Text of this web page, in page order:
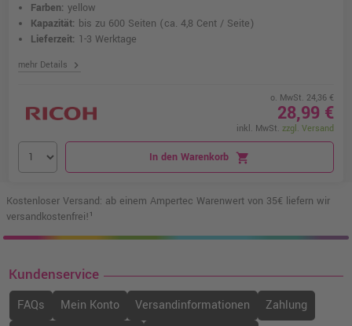
Farben: yellow
Kapazität: bis zu 600 Seiten (ca. 4,8 Cent / Seite)
Lieferzeit: 1-3 Werktage
mehr Details chevron_right
o. MwSt. 24,36 €
28,99 €
inkl. MwSt. zzgl. Versand
In den Warenkorb shopping_cart
Kostenloser Versand: ab einem Ampertec Warenwert von 35€ liefern wir
versandkostenfrei!¹
Kundenservice
FAQs Mein Konto Versandinformationen
Zahlung